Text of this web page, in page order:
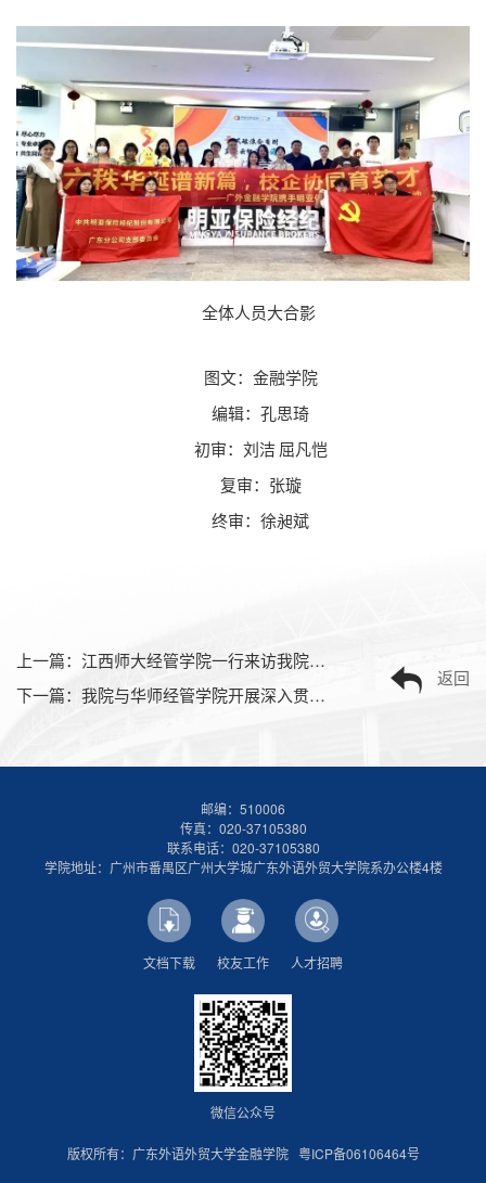
全体人员大合影
图文：金融学院
编辑：孔思琦
初审：刘洁 屈凡恺
复审：张璇
终审：徐昶斌
上一篇： 江西师大经管学院一行来访我院交流金融领域教育教学工作
下一篇： 我院与华师经管学院开展深入贯彻中央八项规定精神学习教育专题党课暨联学共建活动
返回
邮编：510006
传真：020-37105380
联系电话：020-37105380
学院地址：广州市番禺区广州大学城广东外语外贸大学院系办公楼4楼
文档下载 校友工作 人才招聘
微信公众号
版权所有：广东外语外贸大学金融学院 粤ICP备06106464号